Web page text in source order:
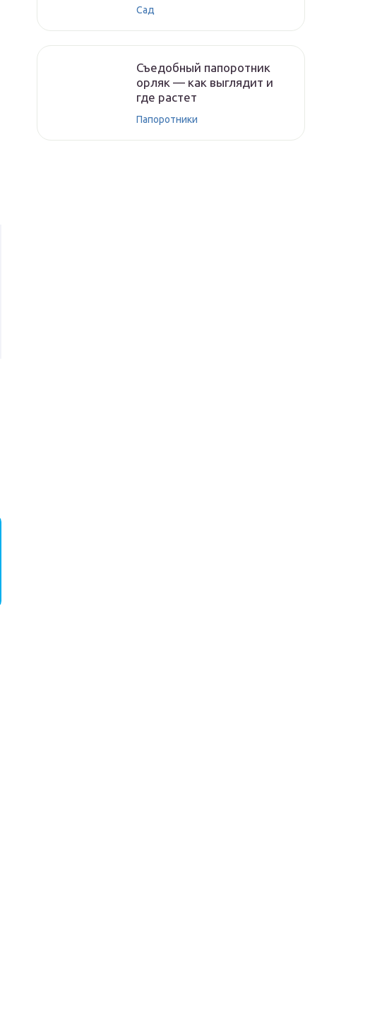
Сад
Съедобный папоротник
орляк — как выглядит и
где растет
Папоротники